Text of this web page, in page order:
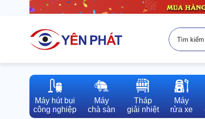
Máy hút bụi
công nghiệp
Máy
chà sàn
Tháp
giải nhiệt
Máy
rửa xe